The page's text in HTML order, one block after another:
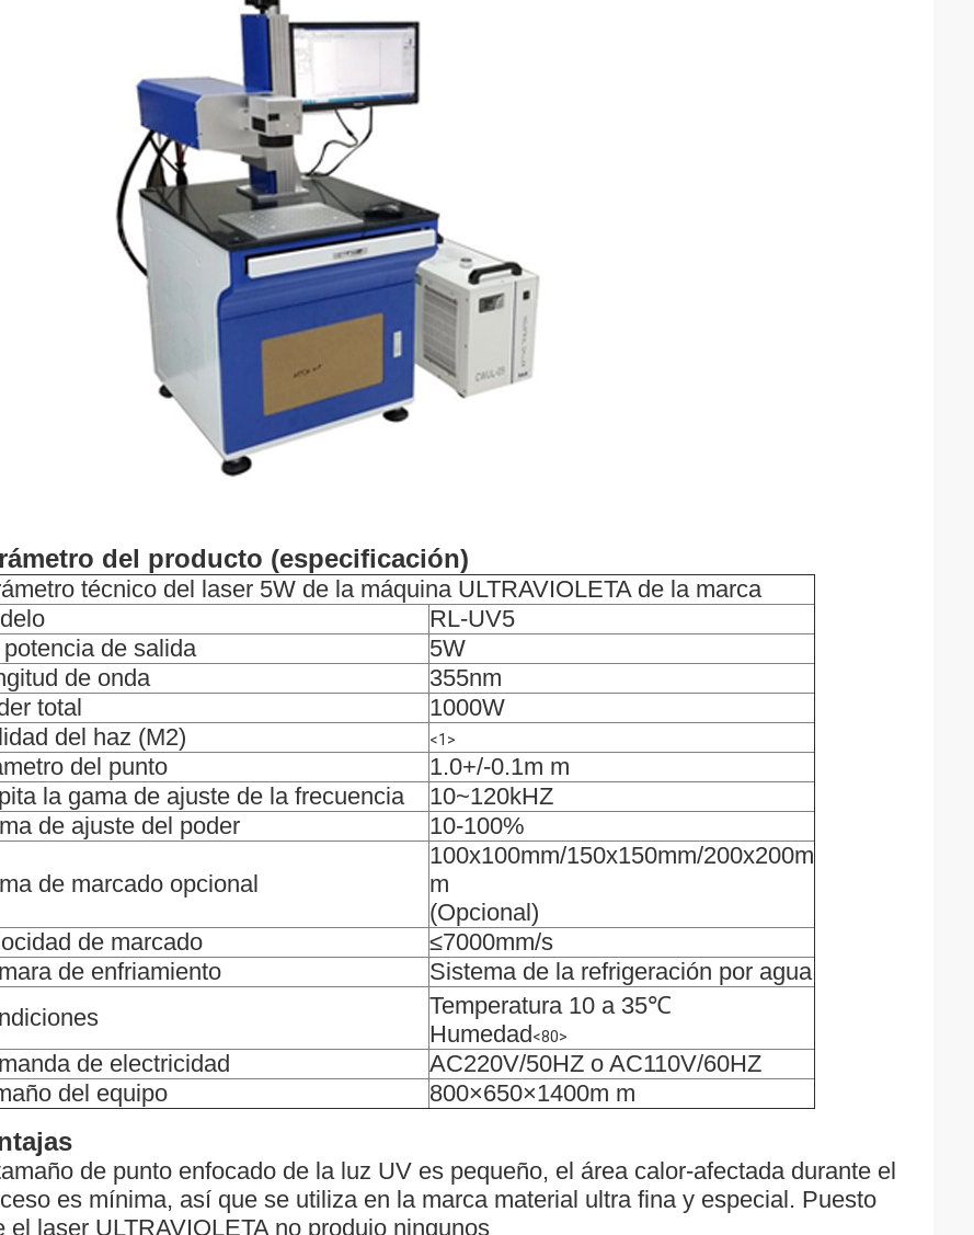
del producto (especificación)
técnico del laser 5W de la máquina ULTRAVIOLETA de la marca
RL-UV5
de salida
5W
de onda
355nm
total
1000W
del haz (M2)
<1>
del punto
1.0+/-0.1m m
la gama de ajuste de la frecuencia
10~120kHZ
de ajuste del poder
10-100%
de marcado opcional
100x100mm/150x150mm/200x200m
m
(Opcional)
de marcado
≤7000mm/s
de enfriamiento
Sistema de la refrigeración por agua
Temperatura 10 a 35℃
Humedad<80>
de electricidad
AC220V/50HZ o AC110V/60HZ
del equipo
800×650×1400m m
de punto enfocado de la luz UV es pequeño, el área calor-afectada durante el
es mínima, así que se utiliza en la marca material ultra fina y especial. Puesto
el laser ULTRAVIOLETA no produjo ningunos